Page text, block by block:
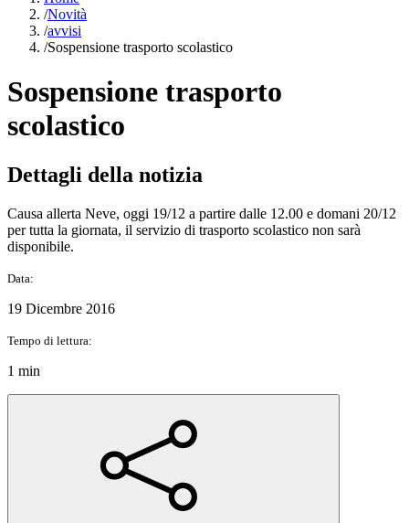
/Novità
/avvisi
/Sospensione trasporto scolastico
Sospensione trasporto
scolastico
Dettagli della notizia
Causa allerta Neve, oggi 19/12 a partire dalle 12.00 e domani 20/12
per tutta la giornata, il servizio di trasporto scolastico non sarà
disponibile.
Data:
19 Dicembre 2016
Tempo di lettura:
1 min